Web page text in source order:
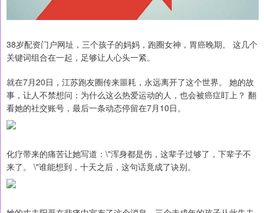
38岁配资门户网址，三个孩子的妈妈，跑圈女神，胃癌晚期。 这几个
关键词组合在一起，足够让人心头一紧。
就在7月20日，江苏跑友圈传来噩耗，永远离开了这个世界。 她的故
事，让人不禁想问：为什么这么热爱运动的人，也会被癌症盯上？ 翻
看她的社交账号，最后一条动态停留在7月10日。
化疗带来的痛苦让她写道：\"浑身都是伤，这辈子过够了，下辈子不
来了。 \"谁能想到，十天之后，这句话竟成了诀别。